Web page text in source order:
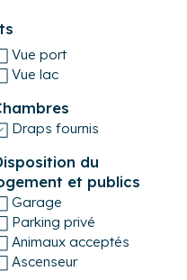
et du shampoing
nous pour obtenir
Vue port
Vue lac
Draps fournis
du
et publics
Garage